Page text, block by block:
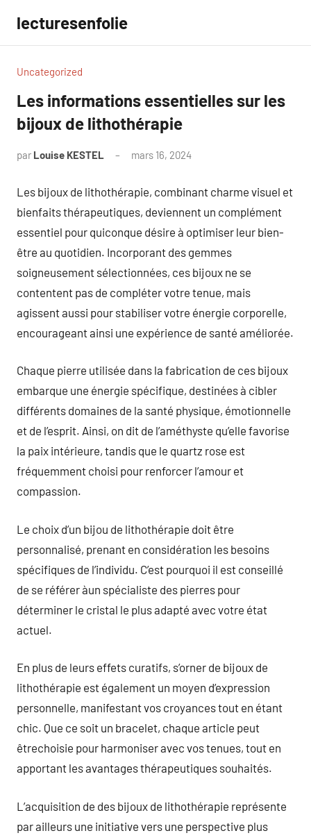
contenu
lecturesenfolie
Uncategorized
Les informations essentielles sur les
bijoux de lithothérapie
par Louise KESTEL mars 16, 2024
Les bijoux de lithothérapie, combinant charme visuel et
bienfaits thérapeutiques, deviennent un complément
essentiel pour quiconque désire à optimiser leur bien-
être au quotidien. Incorporant des gemmes
soigneusement sélectionnées, ces bijoux ne se
contentent pas de compléter votre tenue, mais
agissent aussi pour stabiliser votre énergie corporelle,
encourageant ainsi une expérience de santé améliorée.
Chaque pierre utilisée dans la fabrication de ces bijoux
embarque une énergie spécifique, destinées à cibler
différents domaines de la santé physique, émotionnelle
et de l’esprit. Ainsi, on dit de l’améthyste qu’elle favorise
la paix intérieure, tandis que le quartz rose est
fréquemment choisi pour renforcer l’amour et
compassion.
Le choix d’un bijou de lithothérapie doit être
personnalisé, prenant en considération les besoins
spécifiques de l’individu. C’est pourquoi il est conseillé
de se référer àun spécialiste des pierres pour
déterminer le cristal le plus adapté avec votre état
actuel.
En plus de leurs effets curatifs, s’orner de bijoux de
lithothérapie est également un moyen d’expression
personnelle, manifestant vos croyances tout en étant
chic. Que ce soit un bracelet, chaque article peut
êtrechoisie pour harmoniser avec vos tenues, tout en
apportant les avantages thérapeutiques souhaités.
L’acquisition de des bijoux de lithothérapie représente
par ailleurs une initiative vers une perspective plus